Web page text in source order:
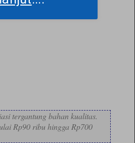
tergantung bahan kualitas.
Rp90 ribu hingga Rp700